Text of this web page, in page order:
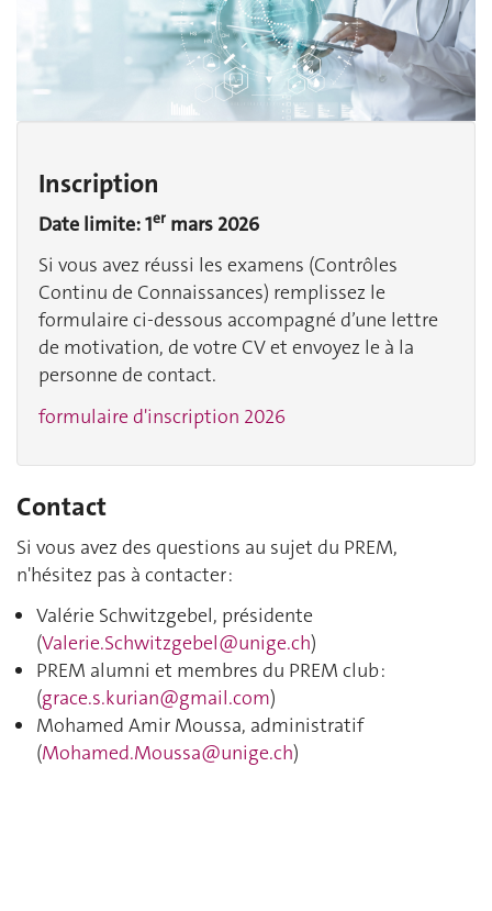
Inscription
Date limite:1er mars 2026
Si vous avez réussi les examens (Contrôles
Continu de Connaissances) remplissez le
formulaire ci-dessous accompagné d’une lettre
de motivation, de votre CV et envoyez le à la
personne de contact.
formulaire d'inscription 2026
Contact
Si vous avez des questions au sujet du PREM,
n'hésitez pas à contacter :
Valérie Schwitzgebel, présidente
(Valerie.Schwitzgebel@unige.ch)
PREM alumni et membres du PREM club :
(grace.s.kurian@gmail.com)
Mohamed Amir Moussa, administratif
(Mohamed.Moussa@unige.ch)